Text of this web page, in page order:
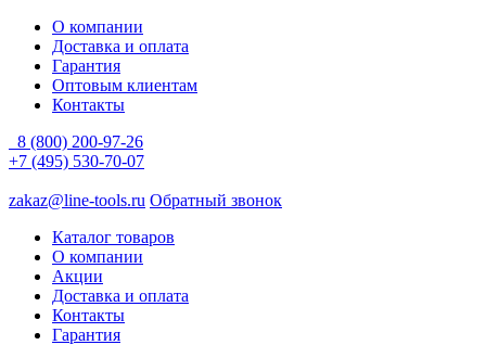
О компании
Доставка и оплата
Гарантия
Оптовым клиентам
Контакты
8 (800) 200-97-26
+7 (495) 530-70-07
zakaz@line-tools.ru Обратный звонок
Каталог товаров
О компании
Акции
Доставка и оплата
Контакты
Гарантия